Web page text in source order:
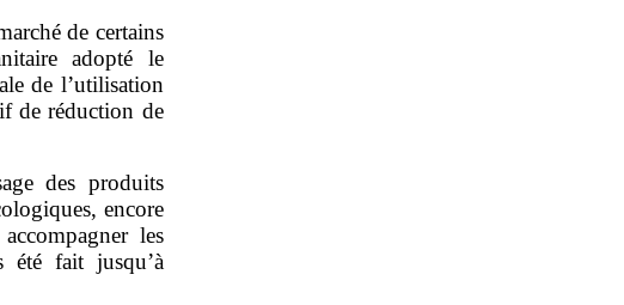
de certains
adopté le
de l’utilisation
de réduction de
des produits
encore
les
été fait jusqu’à